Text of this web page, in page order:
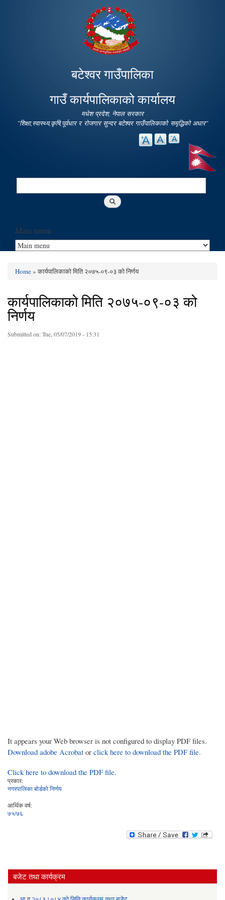
main
content
बटेश्वर गाउँपालिका
गाउँ कार्यपालिकाको कार्यालय
मधेश प्रदेश, नेपाल सरकार
"शिक्षा,स्वास्थ्य,कृषि,पूर्वधार र रोजगार सुन्दर बटेश्वर गाउँपालिकाको समृद्धिको अधार"
Search
Main menu
Home» कार्यपालिकाको मिति २०७५-०९-०३ को निर्णय
कार्यपालिकाको मिति २०७५-०९-०३ को
निर्णय
Submitted on:Tue, 05/07/2019 - 15:31
It appears your Web browser is not configured to display PDF files.
Download adobe Acrobat or click here to download the PDF file.
Click here to download the PDF file.
प्रकार:
नगरपालिका बोर्डको निर्णय
आर्थिक वर्ष:
७५/७६
बजेट तथा कार्यक्रम